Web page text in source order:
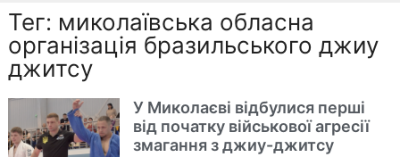
Тег: миколаївська обласна
організація бразильського джиу
джитсу
У Миколаєві відбулися перші
від початку військової агресії
змагання з джиу-джитсу